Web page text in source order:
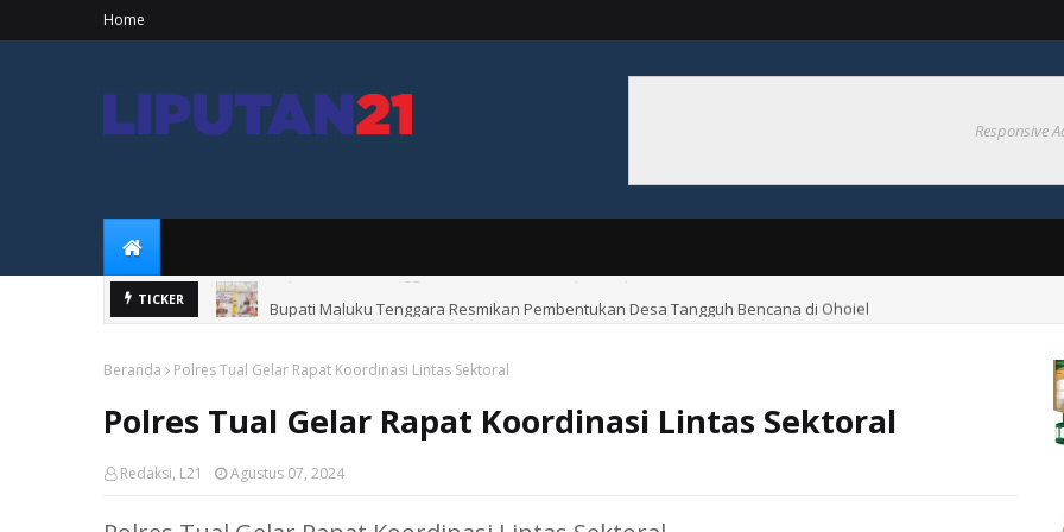
Home
Responsive
TICKER Bupati Maluku Tenggara Resmikan Pembentukan Desa Tangguh Bencana di Ohoiel
Beranda Polres Tual Gelar Rapat Koordinasi Lintas Sektoral
Polres Tual Gelar Rapat Koordinasi Lintas Sektoral
Redaksi, L21 Agustus 07, 2024